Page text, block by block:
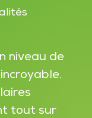
niveau de
tout sur